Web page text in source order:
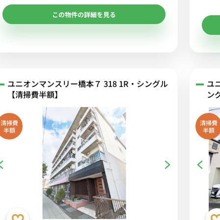
この物件の詳細を見る
ユニオンマンスリー橋本７ 318 1R・シングル
【清掃費半額】
清掃費
半額
ユ
ン
清掃費
半額